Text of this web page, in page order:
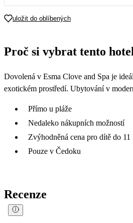
uložit do oblíbených
Proč si vybrat tento hotel
Dovolená v Esma Clove and Spa je
exotickém prostředí. Ubytování v
Přímo u pláže
Nedaleko nákupních možností
Zvýhodněná cena pro dítě do 11
Pouze v Čedoku
Recenze